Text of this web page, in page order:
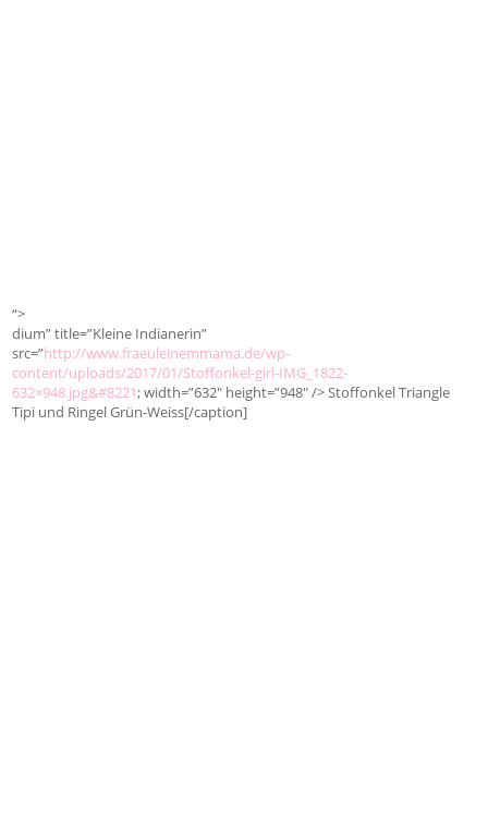
“>
dium” title=”Kleine Indianerin”
src=”http://www.fraeuleinemmama.de/wp-
content/uploads/2017/01/Stoffonkel-girl-IMG_1822-
632×948.jpg&#8221; width=”632″ height=”948″ /> Stoffonkel Triangle
Tipi und Ringel Grün-Weiss[/caption]